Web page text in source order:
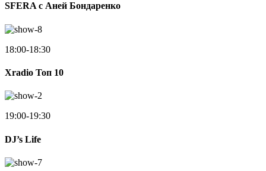
SFERA с Аней Бондаренко
18:00-18:30
Xradio Топ 10
19:00-19:30
DJ’s Life